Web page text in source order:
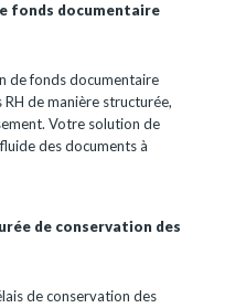
fonds documentaire
de fonds documentaire
de manière structurée,
Votre solution de
des documents à
de conservation des
de conservation des